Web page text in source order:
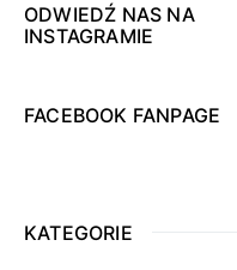
ODWIEDŹ NAS NA
INSTAGRAMIE
FACEBOOK FANPAGE
KATEGORIE